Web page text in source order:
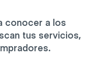
conocer a los
tus servicios,